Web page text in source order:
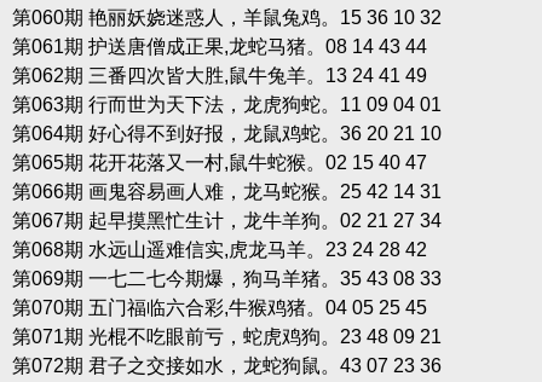
第060期 艳丽妖娆迷惑人，羊鼠兔鸡。15 36 10 32
第061期 护送唐僧成正果,龙蛇马猪。08 14 43 44
第062期 三番四次皆大胜,鼠牛兔羊。13 24 41 49
第063期 行而世为天下法，龙虎狗蛇。11 09 04 01
第064期 好心得不到好报，龙鼠鸡蛇。36 20 21 10
第065期 花开花落又一村,鼠牛蛇猴。02 15 40 47
第066期 画鬼容易画人难，龙马蛇猴。25 42 14 31
第067期 起早摸黑忙生计，龙牛羊狗。02 21 27 34
第068期 水远山遥难信实,虎龙马羊。23 24 28 42
第069期 一七二七今期爆，狗马羊猪。35 43 08 33
第070期 五门福临六合彩,牛猴鸡猪。04 05 25 45
第071期 光棍不吃眼前亏，蛇虎鸡狗。23 48 09 21
第072期 君子之交接如水，龙蛇狗鼠。43 07 23 36